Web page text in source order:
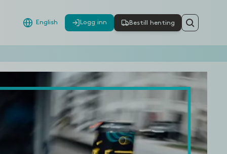
English Logg inn Bestill henting